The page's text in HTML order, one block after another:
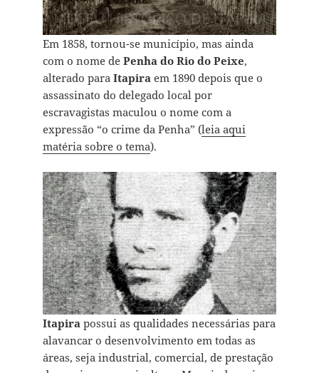
Em 1858, tornou-se município, mas ainda
com o nome de Penha do Rio do Peixe,
alterado para Itapiraem 1890 depois que o
assassinato do delegado local por
escravagistas maculou o nome com a
expressão “o crime da Penha” (leia aqui
matéria sobre o tema).
Itapirapossui as qualidades necessárias para
alavancar o desenvolvimento em todas as
áreas, seja industrial, comercial, de prestação